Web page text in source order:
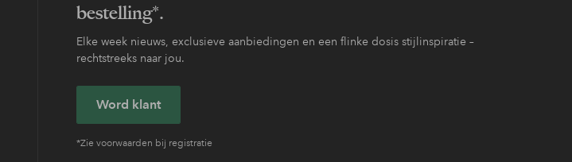
bestelling*.
Elke week nieuws, exclusieve aanbiedingen en een flinke dosis stijlinspiratie –
rechtstreeks naar jou.
Word klant
*Zie voorwaarden bij registratie